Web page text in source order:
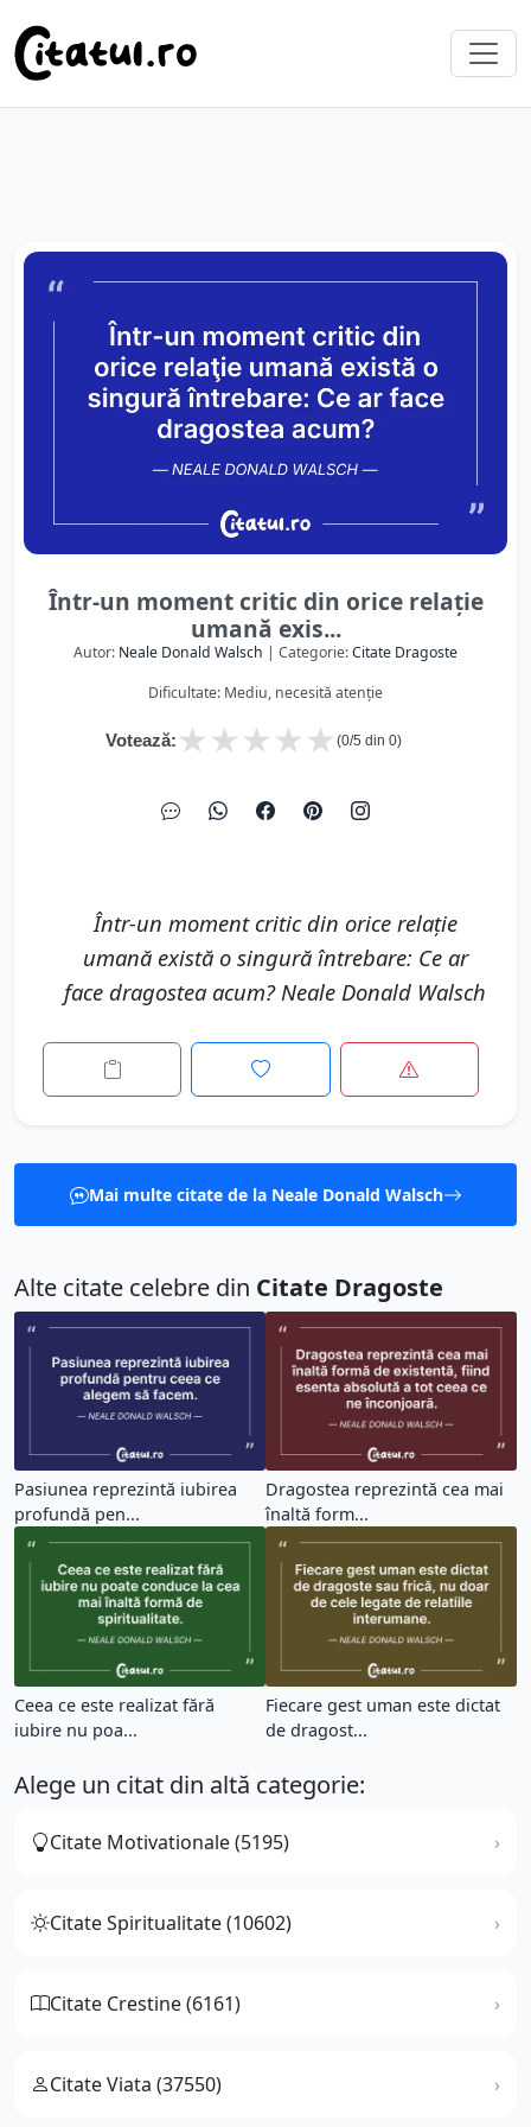
Într-un moment critic din orice relaţie
umană exis...
Autor: Neale Donald Walsch | Categorie:Citate Dragoste
Dificultate: Mediu, necesită atenție
Votează: ★
★
★
★
★ (0/5 din 0)
Într-un moment critic din orice relaţie
umană există o singură întrebare: Ce ar
face dragostea acum? Neale Donald Walsch
Mai multe citate de la Neale Donald Walsch
Alte citate celebre din Citate Dragoste
Pasiunea reprezintă iubirea
profundă pen...
Dragostea reprezintă cea mai
înaltă form...
Ceea ce este realizat fără
iubire nu poa...
Fiecare gest uman este dictat
de dragost...
Alege un citat din altă categorie:
Citate Motivationale (5195)
Citate Spiritualitate (10602)
Citate Crestine (6161)
Citate Viata (37550)